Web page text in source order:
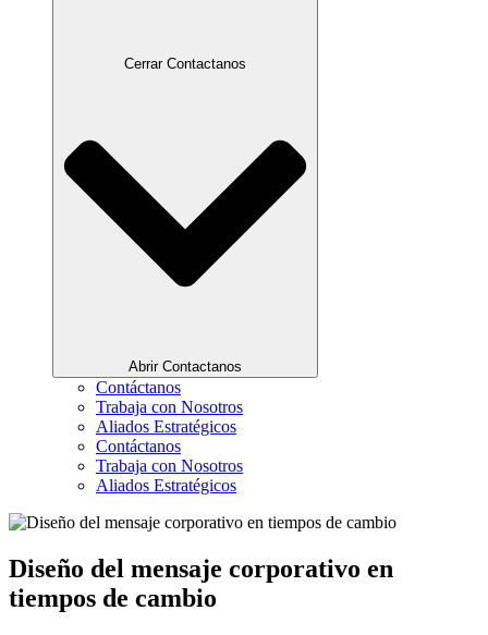
Cerrar Contactanos
Abrir Contactanos
Contáctanos
Trabaja con Nosotros
Aliados Estratégicos
Contáctanos
Trabaja con Nosotros
Aliados Estratégicos
Diseño del mensaje corporativo en
tiempos de cambio